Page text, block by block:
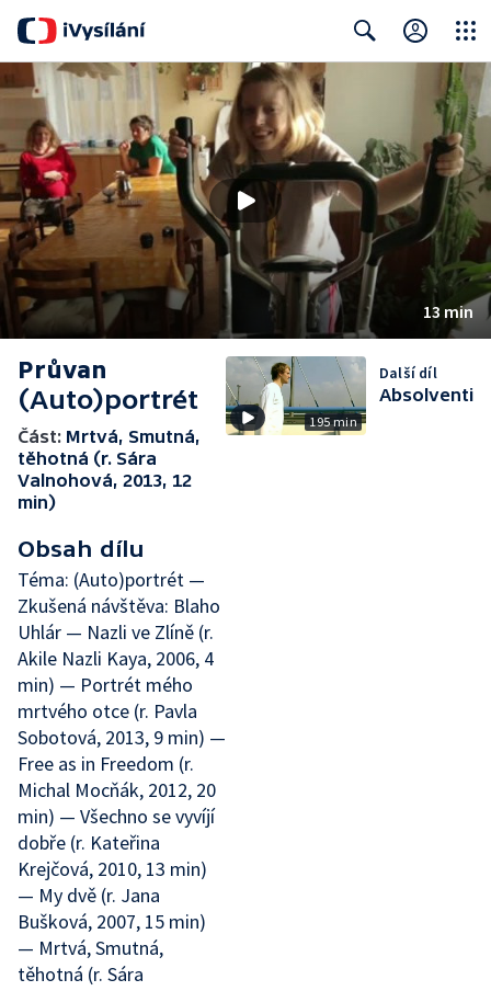
Close
13 min
Průvan
(Auto)portrét
Část: Mrtvá, Smutná,
těhotná (r. Sára
Valnohová, 2013, 12
min)
Obsah dílu
Téma: (Auto)portrét —
Zkušená návštěva: Blaho
Uhlár — Nazli ve Zlíně (r.
Akile Nazli Kaya, 2006, 4
min) — Portrét mého
mrtvého otce (r. Pavla
Sobotová, 2013, 9 min) —
Free as in Freedom (r.
Michal Mocňák, 2012, 20
min) — Všechno se vyvíjí
dobře (r. Kateřina
Krejčová, 2010, 13 min)
— My dvě (r. Jana
Bušková, 2007, 15 min)
— Mrtvá, Smutná,
těhotná (r. Sára
195 min
Další díl
Absolventi